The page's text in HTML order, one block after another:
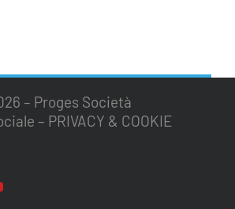
– Proges Società
– PRIVACY & COOKIE